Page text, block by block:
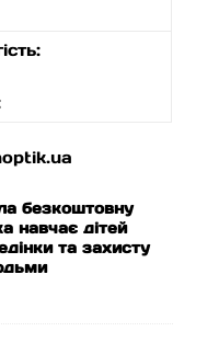
безкоштовну
навчає дітей
та захисту